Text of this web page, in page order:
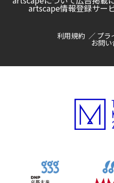
artscape情報登録サー
利用規約 プラ
お問